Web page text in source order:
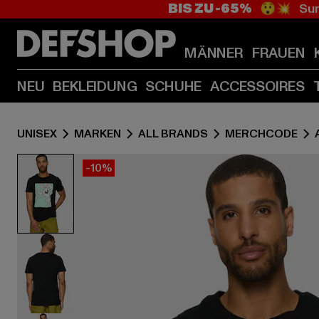
BIS ZU -65% 😲💥
MÄNNER FRAUEN
NEU BEKLEIDUNG SCHUHE ACCESSOIRES
UNISEX MARKEN ALL BRANDS MERCHCODE
-10%